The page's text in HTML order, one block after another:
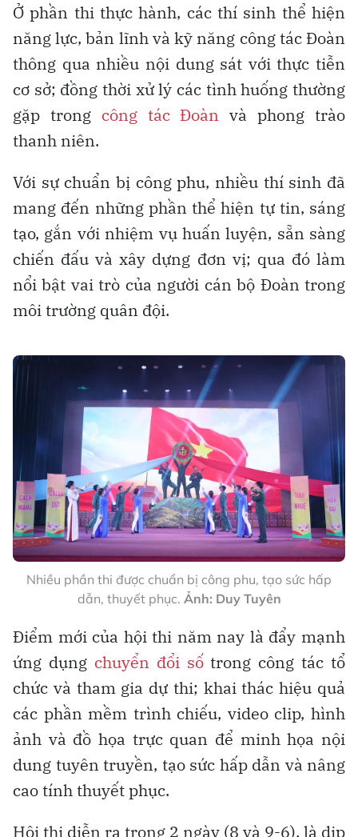
Ở phần thi thực hành, các thí sinh thể hiện
năng lực, bản lĩnh và kỹ năng công tác Đoàn
thông qua nhiều nội dung sát với thực tiễn
cơ sở; đồng thời xử lý các tình huống thường
gặp trong công tác Đoàn và phong trào
thanh niên.
Với sự chuẩn bị công phu, nhiều thí sinh đã
mang đến những phần thể hiện tự tin, sáng
tạo, gắn với nhiệm vụ huấn luyện, sẵn sàng
chiến đấu và xây dựng đơn vị; qua đó làm
nổi bật vai trò của người cán bộ Đoàn trong
môi trường quân đội.
Nhiều phần thi được chuẩn bị công phu, tạo sức hấp
dẫn, thuyết phục. Ảnh: Duy Tuyên
Điểm mới của hội thi năm nay là đẩy mạnh
ứng dụng chuyển đổi sốtrong công tác tổ
chức và tham gia dự thi; khai thác hiệu quả
các phần mềm trình chiếu, video clip, hình
ảnh và đồ họa trực quan để minh họa nội
dung tuyên truyền, tạo sức hấp dẫn và nâng
cao tính thuyết phục.
Hội thi diễn ra trong 2 ngày (8 và 9-6), là dịp